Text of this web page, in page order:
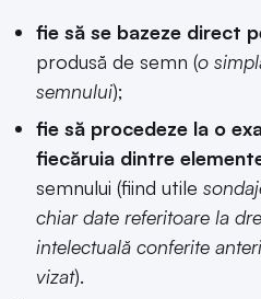
fie să se bazeze direct
produsă de semn (o
semnului);
fie să procedeze la o
fiecăruia dintre
semnului (fiind utile
chiar date referitoare la
intelectuală conferite
vizat).